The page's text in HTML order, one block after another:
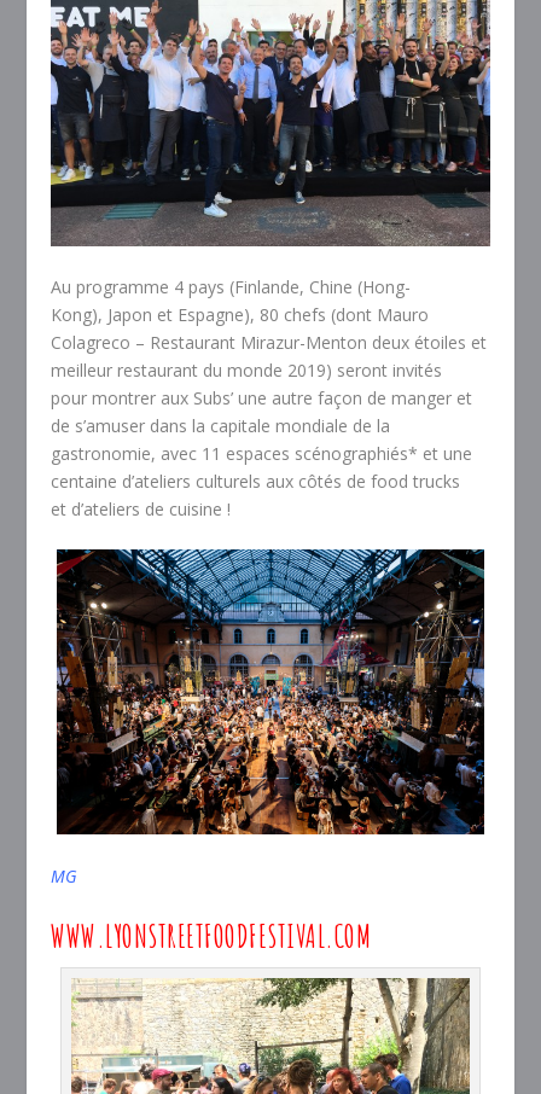
Au programme 4 pays (Finlande, Chine (Hong-
Kong), Japon et Espagne), 80 chefs (dont Mauro
Colagreco – Restaurant Mirazur-Menton deux étoiles et
meilleur restaurant du monde 2019) seront invités
pour montrer aux Subs’ une autre façon de manger et
de s’amuser dans la capitale mondiale de la
gastronomie, avec 11 espaces scénographiés* et une
centaine d’ateliers culturels aux côtés de food trucks
et d’ateliers de cuisine !
MG
WWW.LYONSTREETFOODFESTIVAL.COM